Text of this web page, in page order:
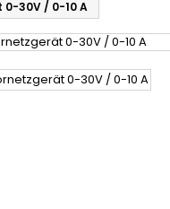
30V / 0-10 A